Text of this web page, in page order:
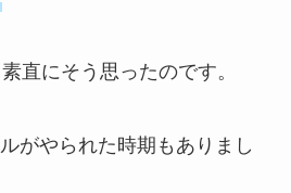
直にそう思ったのです。
がやられた時期もありまし